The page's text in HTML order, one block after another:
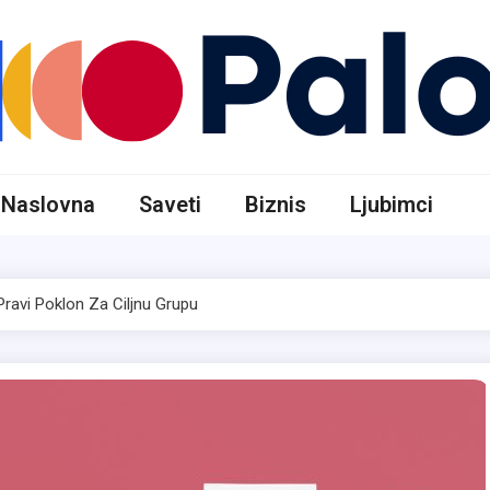
Naslovna Saveti Biznis Ljubimci
Poklon Za Ciljnu Grupu